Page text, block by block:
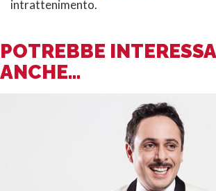
intrattenimento.
POTREBBE
ANCHE...